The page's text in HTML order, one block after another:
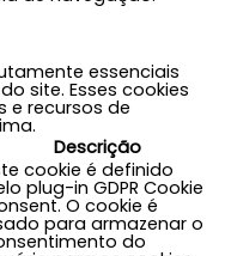
essenciais
site. Esses cookies
e recursos de
Descrição
cookie é definido
plug-in GDPR Cookie
O cookie é
para armazenar o
do